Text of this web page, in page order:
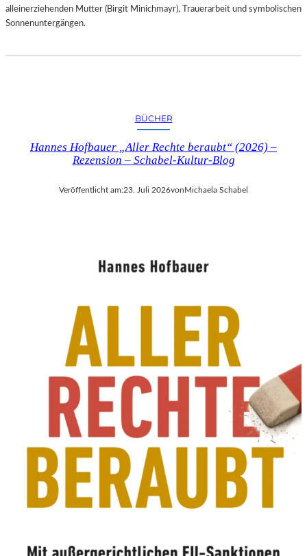
alleinerziehenden Mutter (Birgit Minichmayr), Trauerarbeit und symbolischen
Sonnenuntergängen.
BÜCHER
Hannes Hofbauer „Aller Rechte beraubt“ (2026) –
Rezension – Schabel-Kultur-Blog
Veröffentlicht am:23. Juli 2026vonMichaela Schabel